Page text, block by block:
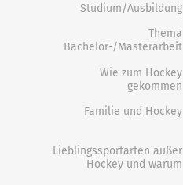
Studium/Ausbildung
Thema
Bachelor-/Masterarbeit
Wie zum Hockey
gekommen
Familie und Hockey
Lieblingssportarten außer
Hockey und warum